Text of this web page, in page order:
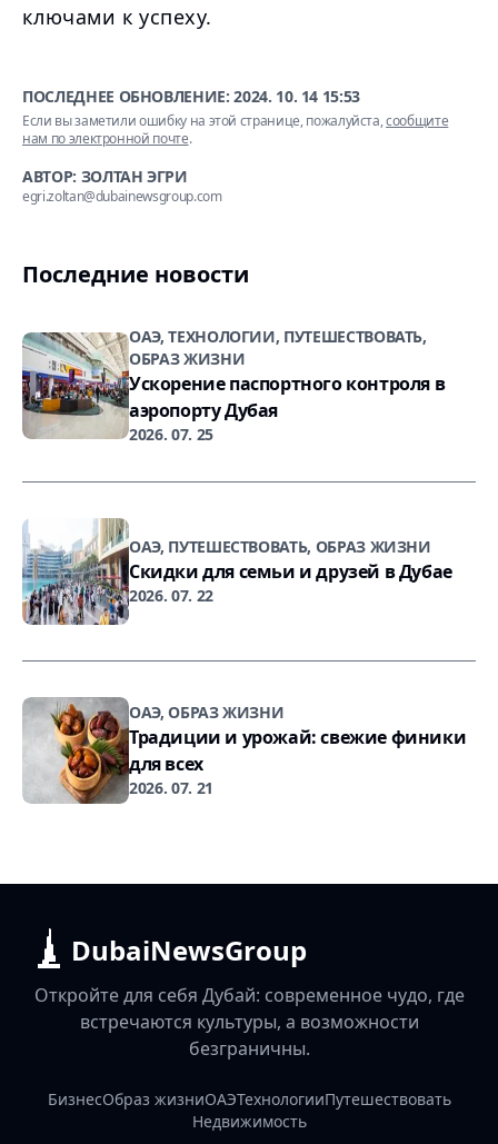
ключами к успеху.
ПОСЛЕДНЕЕ ОБНОВЛЕНИЕ:2024. 10. 14 15:53
Если вы заметили ошибку на этой странице, пожалуйста,сообщите
нам по электронной почте.
АВТОР: ЗОЛТАН ЭГРИ
egri.zoltan@dubainewsgroup.com
Последние новости
ОАЭ, ТЕХНОЛОГИИ, ПУТЕШЕСТВОВАТЬ,
ОБРАЗ ЖИЗНИ
Ускорение паспортного контроля в
аэропорту Дубая
2026. 07. 25
ОАЭ, ПУТЕШЕСТВОВАТЬ, ОБРАЗ ЖИЗНИ
Скидки для семьи и друзей в Дубае
2026. 07. 22
ОАЭ, ОБРАЗ ЖИЗНИ
Традиции и урожай: свежие финики
для всех
2026. 07. 21
DubaiNewsGroup
Откройте для себя Дубай: современное чудо, где
встречаются культуры, а возможности
безграничны.
БизнесОбраз жизниОАЭТехнологииПутешествовать
Недвижимость